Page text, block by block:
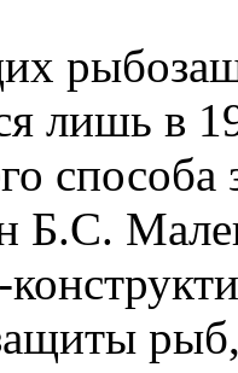
лишь в
Б.С.